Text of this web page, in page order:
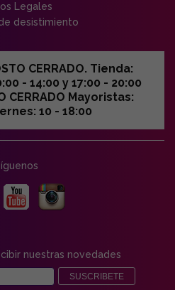
Legales
desistimiento
CERRADO. Tienda:
- 14:00 y 17:00 - 20:00
CERRADO Mayoristas:
10 - 18:00
nuestras novedades
SUSCRIBETE